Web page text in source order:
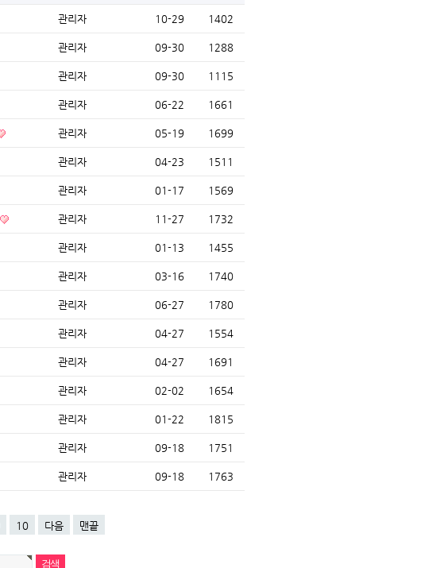
관리자 10-29 1402
관리자 09-30 1288
관리자 09-30 1115
관리자 06-22 1661
관리자 05-19 1699
관리자 04-23 1511
관리자 01-17 1569
관리자 11-27 1732
관리자 01-13 1455
관리자 03-16 1740
관리자 06-27 1780
관리자 04-27 1554
관리자 04-27 1691
관리자 02-02 1654
관리자 01-22 1815
관리자 09-18 1751
관리자 09-18 1763
10 다음 맨끝